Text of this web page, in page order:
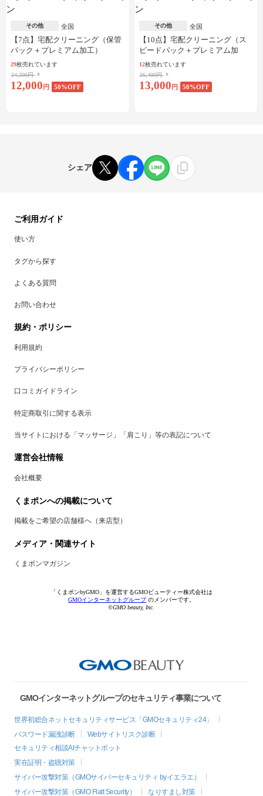
その他 全国
【7点】宅配クリーニング（保管
パック＋プレミアム加工）
29枚売れています
24,200円
12,000 円 50%OFF
その他 全国
【10点】宅配クリーニング（ス
ピードパック＋プレミアム加
工）
12枚売れています
26,400円
13,000 円 50%OFF
シェア
ご利用ガイド
使い方
タグから探す
よくある質問
お問い合わせ
規約・ポリシー
利用規約
プライバシーポリシー
口コミガイドライン
特定商取引に関する表示
当サイトにおける「マッサージ」「肩こり」等の表記について
運営会社情報
会社概要
くまポンへの掲載について
掲載をご希望の店舗様へ（来店型）
メディア・関連サイト
くまポンマガジン
「くまポンbyGMO」を運営するGMOビューティー株式会社は
GMOインターネットグループのメンバーです。
©GMO beauty, Inc.
GMOインターネットグループのセキュリティ事業について
世界初総合ネットセキュリティサービス「GMOセキュリティ24」
パスワード漏洩診断
Webサイトリスク診断
セキュリティ相談AIチャットボット
実在証明・盗聴対策
サイバー攻撃対策（GMOサイバーセキュリティ byイエラエ）
サイバー攻撃対策（GMO Flatt Security）
なりすまし対策